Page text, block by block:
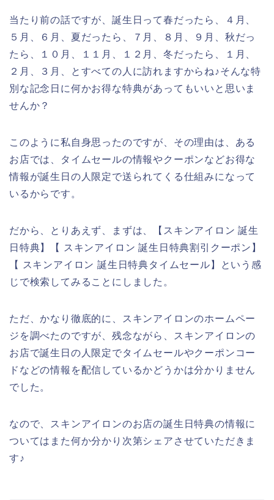
当たり前の話ですが、誕生日って春だったら、４月、
５月、６月、夏だったら、７月、８月、９月、秋だっ
たら、１０月、１１月、１２月、冬だったら、１月、
２月、３月、とすべての人に訪れますからね♪そんな特
別な記念日に何かお得な特典があってもいいと思いま
せんか？
このように私自身思ったのですが、その理由は、ある
お店では、タイムセールの情報やクーポンなどお得な
情報が誕生日の人限定で送られてくる仕組みになって
いるからです。
だから、とりあえず、まずは、【スキンアイロン 誕生
日特典】【 スキンアイロン 誕生日特典割引クーポン】
【 スキンアイロン 誕生日特典タイムセール】という感
じで検索してみることにしました。
ただ、かなり徹底的に、スキンアイロンのホームペー
ジを調べたのですが、残念ながら、スキンアイロンの
お店で誕生日の人限定でタイムセールやクーポンコー
ドなどの情報を配信しているかどうかは分かりません
でした。
なので、スキンアイロンのお店の誕生日特典の情報に
ついてはまた何か分かり次第シェアさせていただきま
す♪